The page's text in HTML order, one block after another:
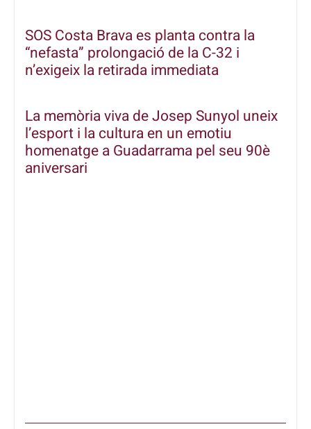
SOS Costa Brava es planta contra la
“nefasta” prolongació de la C-32 i
n’exigeix la retirada immediata
La memòria viva de Josep Sunyol uneix
l’esport i la cultura en un emotiu
homenatge a Guadarrama pel seu 90è
aniversari